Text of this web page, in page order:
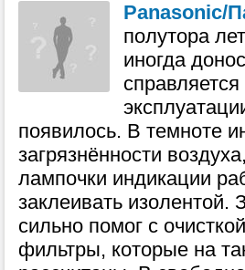
Panasonic/
полутора
иногда
появилось. В темноте
загрязнённости
лампочки индикации
заклеивать изолентой.
сильно помог с
фильтры, которые на